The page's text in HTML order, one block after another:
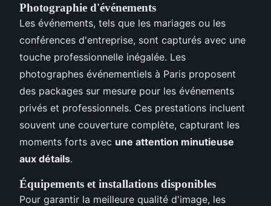
Photographie d'événements
Les événements, tels que les mariages ou les
conférences d'entreprise, sont capturés avec une
touche professionnelle inégalée. Les
photographes événementiels à Paris proposent
des packages sur mesure pour les événements
privés et professionnels. Ces prestations incluent
souvent une couverture complète, capturant les
moments forts avec une attention minutieuse
aux détails.
Équipements et installations disponibles
Pour garantir la meilleure qualité d'image, les